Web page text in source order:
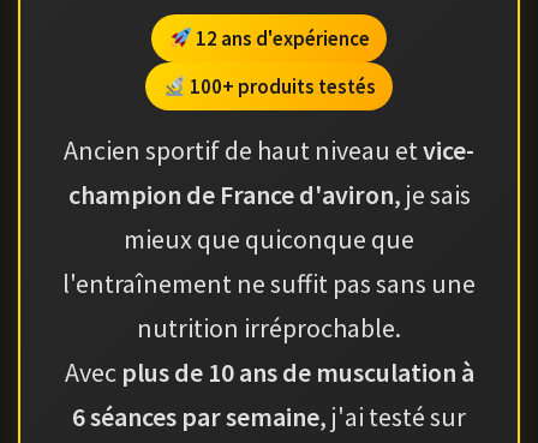
12 ans d'expérience
100+ produits testés
Ancien sportif de haut niveau etvice-
champion de France d'aviron, je sais
mieux que quiconque que
l'entraînement ne suffit pas sans une
nutrition irréprochable.
Avec plus de 10 ans de musculation à
6 séances par semaine, j'ai testé sur